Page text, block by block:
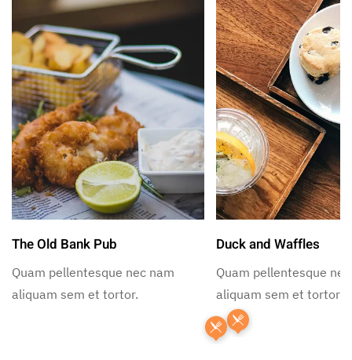
The Old Bank Pub
Quam pellentesque nec nam
aliquam sem et tortor.
Duck and Waffles
Quam pellentesque
aliquam sem et tortor.